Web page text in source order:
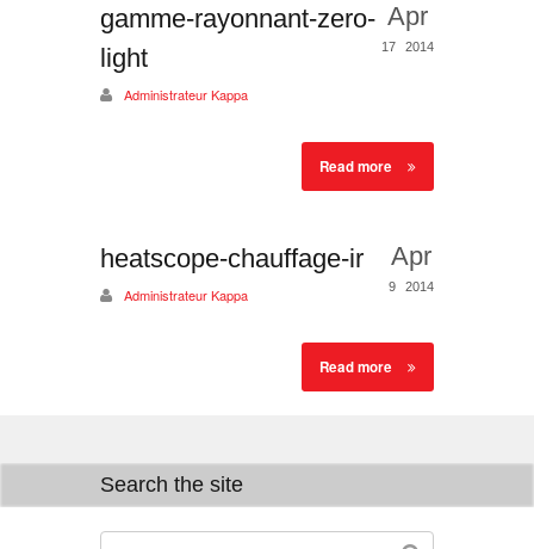
Apr
17 2014
gamme-rayonnant-zero-
light
Administrateur Kappa
Read more
Apr
9 2014
heatscope-chauffage-ir
Administrateur Kappa
Read more
Search the site